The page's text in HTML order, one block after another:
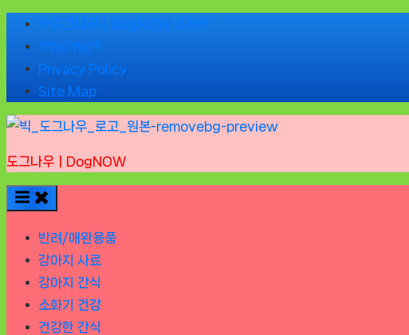
Skip
content
🌹도그나우ㅣDogNOW 소개🌹
🌹NOWs🌹
Privacy Policy
Site Map
도그나우ㅣDogNOW
반려/애완용품
강아지 사료
강아지 간식
소화기 건강
건강한 간식